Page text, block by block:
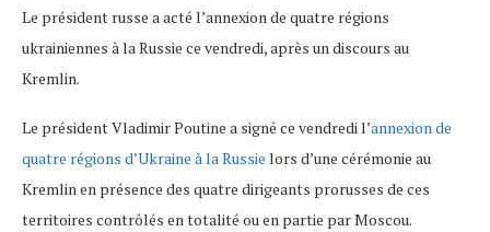
Le président russe a acté l’annexion de quatre régions
ukrainiennes à la Russie ce vendredi, après un discours au
Kremlin.
Le président Vladimir Poutine a signé ce vendredi l’annexion de
quatre régions d’Ukraine à la Russie lors d’une cérémonie au
Kremlin en présence des quatre dirigeants prorusses de ces
territoires contrôlés en totalité ou en partie par Moscou.